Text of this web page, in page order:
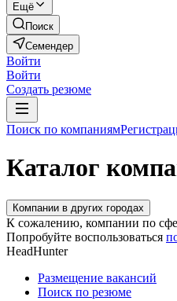
Ещё
Поиск
Семендер
Войти
Войти
Создать резюме
Поиск по компаниям
Каталог
Компании в других городах
К сожалению, компании по
Попробуйте воспользоваться
HeadHunter
Размещение вакансий
Поиск по резюме